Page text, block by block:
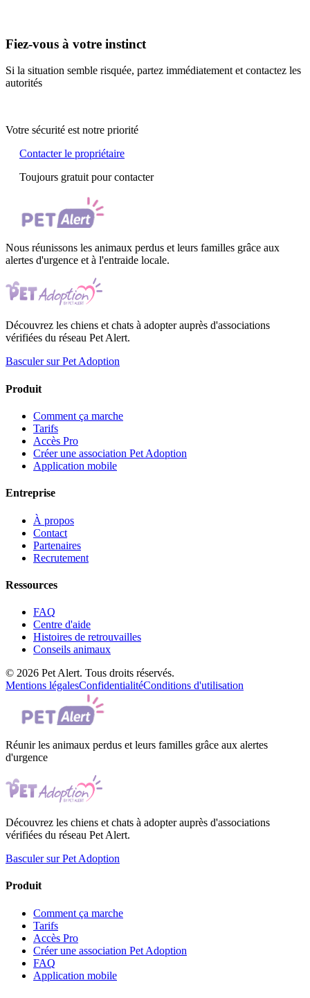
Fiez-vous à votre instinct
Si la situation semble risquée, partez immédiatement et contactez les
autorités
Votre sécurité est notre priorité
Contacter le propriétaire
Toujours gratuit pour contacter
Nous réunissons les animaux perdus et leurs familles grâce aux
alertes d'urgence et à l'entraide locale.
Découvrez les chiens et chats à adopter auprès d'associations
vérifiées du réseau Pet Alert.
Basculer sur Pet Adoption
Produit
Comment ça marche
Tarifs
Accès Pro
Créer une association Pet Adoption
Application mobile
Entreprise
À propos
Contact
Partenaires
Recrutement
Ressources
FAQ
Centre d'aide
Histoires de retrouvailles
Conseils animaux
© 2026 Pet Alert. Tous droits réservés.
Mentions légalesConfidentialitéConditions d'utilisation
Réunir les animaux perdus et leurs familles grâce aux alertes
d'urgence
Découvrez les chiens et chats à adopter auprès d'associations
vérifiées du réseau Pet Alert.
Basculer sur Pet Adoption
Produit
Comment ça marche
Tarifs
Accès Pro
Créer une association Pet Adoption
FAQ
Application mobile